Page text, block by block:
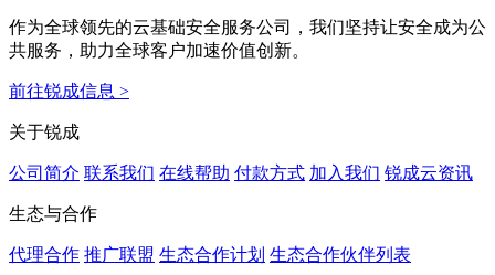
作为全球领先的云基础安全服务公司，我们坚持让安全成为公
共服务，助力全球客户加速价值创新。
前往锐成信息 >
关于锐成
公司简介 联系我们 在线帮助 付款方式 加入我们 锐成云资讯
生态与合作
代理合作 推广联盟 生态合作计划 生态合作伙伴列表